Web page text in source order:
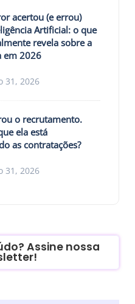
acertou (e errou)
Artificial: o que
revela sobre a
em 2026
31, 2026
o recrutamento.
ela está
as contratações?
31, 2026
Assine nossa